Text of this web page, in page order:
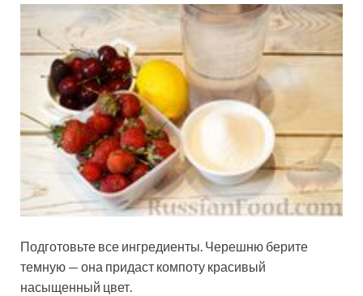
Подготовьте все ингредиенты. Черешню берите
темную — она придаст компоту красивый
насыщенный цвет.